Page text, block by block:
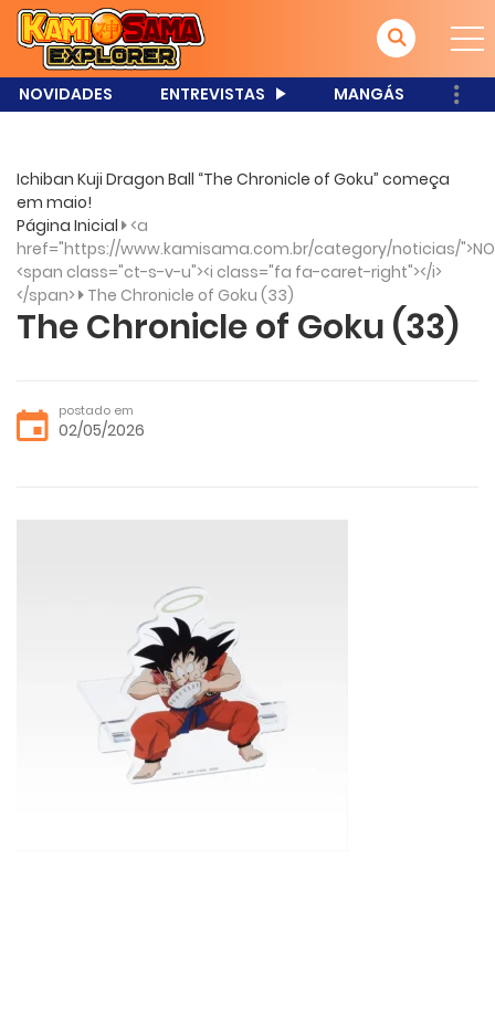
NOVIDADES ENTREVISTAS MANGÁS
Ichiban Kuji Dragon Ball “The Chronicle of Goku” começa
em maio!
Página Inicial <a
href="https://www.kamisama.com.br/category/noticias/
<span class="ct-s-v-u"><i class="fa fa-caret-right"></i>
</span> The Chronicle of Goku (33)
The Chronicle of Goku (33)
postado em
02/05/2026